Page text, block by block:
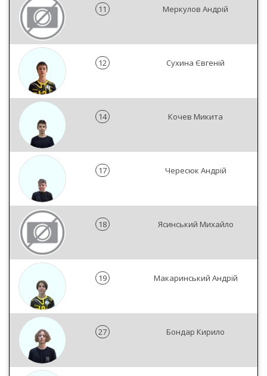
11 Меркулов Андрій
12 Сухина Євгеній
14 Кочев Микита
17 Чересюк Андрій
18 Ясинський Михайло
19 Макаринський Андрій
27 Бондар Кирило